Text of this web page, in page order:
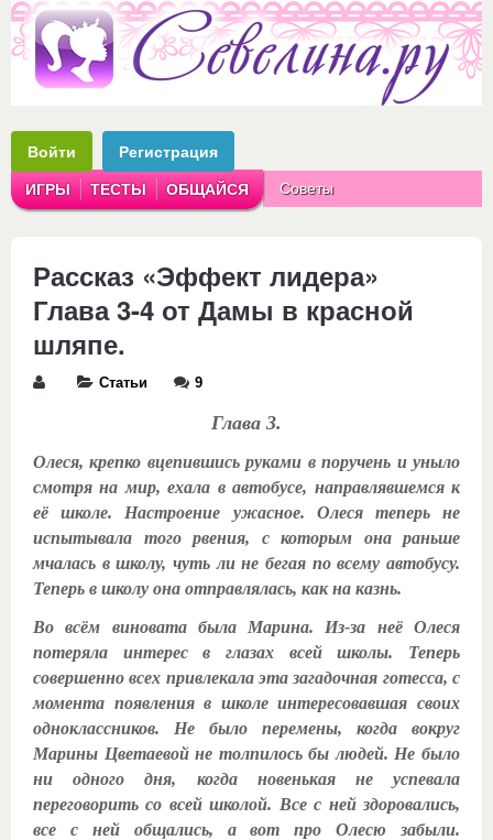
Войти Регистрация
ИГРЫ ТЕСТЫ ОБЩАЙСЯ Советы
Рассказ «Эффект лидера»
Глава 3-4 от Дамы в красной
шляпе.
Статьи 9
Глава 3.
Олеся, крепко вцепившись руками в поручень и уныло
смотря на мир, ехала в автобусе, направлявшемся к
её школе. Настроение ужасное. Олеся теперь не
испытывала того рвения, с которым она раньше
мчалась в школу, чуть ли не бегая по всему автобусу.
Теперь в школу она отправлялась, как на казнь.
Во всём виновата была Марина. Из-за неё Олеся
потеряла интерес в глазах всей школы. Теперь
совершенно всех привлекала эта загадочная готесса, с
момента появления в школе интересовавшая своих
одноклассников. Не было перемены, когда вокруг
Марины Цветаевой не толпилось бы людей. Не было
ни одного дня, когда новенькая не успевала
переговорить со всей школой. Все с ней здоровались,
все с ней общались, а вот про Олесю забыли.